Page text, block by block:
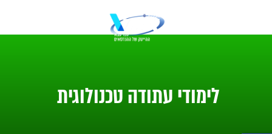
לימודי עתודה טכנולוגית